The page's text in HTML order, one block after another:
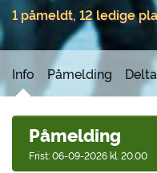
1 påmeldt, 12 ledige
Info Påmelding
Påmelding
Frist: 06-09-2026 kl. 20.00